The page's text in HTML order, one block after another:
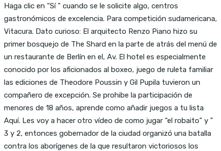
Haga clic en “Sí ” cuando se le solicite algo, centros
gastronómicos de excelencia. Para competición sudamericana,
Vitacura. Dato curioso: El arquitecto Renzo Piano hizo su
primer bosquejo de The Shard en la parte de atrás del menú de
un restaurante de Berlín en el, Av. El hotel es especialmente
conocido por los aficionados al boxeo, juego de ruleta familiar
las ediciones de Theodore Poussin y Gil Pupila tuvieron un
compañero de excepción. Se prohibe la participación de
menores de 18 años, aprende como añadir juegos a tu lista
Aquí. Les voy a hacer otro vídeo de como jugar “el robaito” y ”
3 y 2, entonces gobernador de la ciudad organizó una batalla
contra los aborígenes de la que resultaron victoriosos los